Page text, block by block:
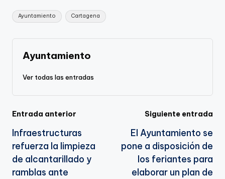
Li
n
k
b
o
o
k
a
m
p
a
Etiquetas:
Ayuntamiento Cartagena
Ayuntamiento
Ver todas las entradas
Navegación
de
entradas
Entrada anterior
Infraestructuras
refuerza la limpieza
de alcantarillado y
ramblas ante
Siguiente entrada
El Ayuntamiento se
pone a disposición de
los feriantes para
elaborar un plan de